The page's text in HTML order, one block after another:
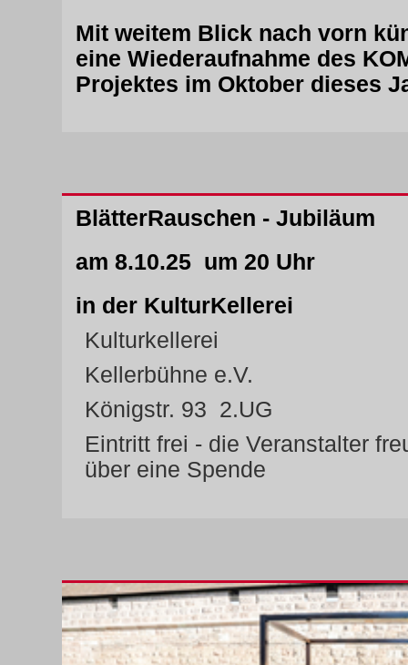
Mit weitem Blick nach vorn
eine Wiederaufnahme des
Projektes im Oktober dieses
BlätterRauschen - Jubiläum
am 8.10.25 um 20 Uhr
in der KulturKellerei
Kulturkellerei
Kellerbühne e.V.
Königstr. 93 2.UG
Eintritt frei - die Veranstalter
über eine Spende